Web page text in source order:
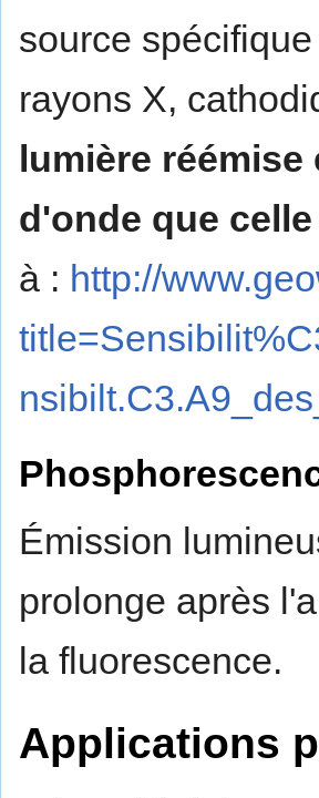
source
rayons X,
lumière
d'onde que
à : http://
Émission
prolonge après
la fluorescence.
Applications